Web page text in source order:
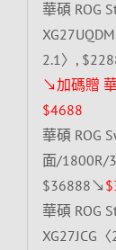
華碩 ROG
2.1〉,
↘加碼贈 華
$4688
華碩 ROG
面/1800R/
$36888↘
華碩 ROG
XG27JCG